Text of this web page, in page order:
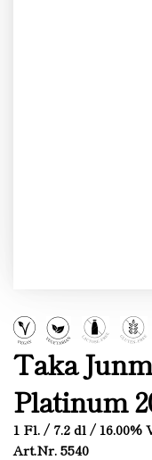
Taka
Platinum
1 Fl. / 7.2 dl / 16.00%
Art.Nr. 5540